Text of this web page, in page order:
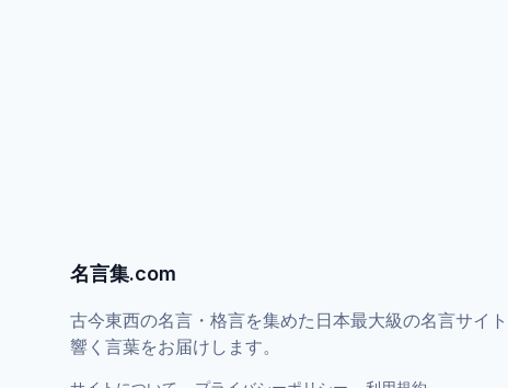
名言集.com
古今東西の名言・格言を集めた日本最大級の名言サイ
響く言葉をお届けします。